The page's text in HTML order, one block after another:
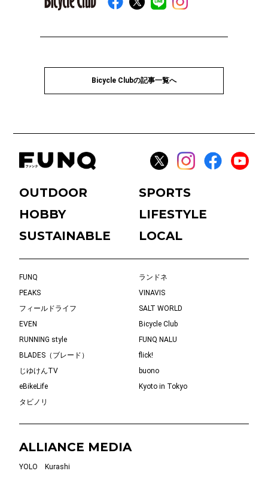
Bicycle Clubの記事一覧へ
OUTDOOR
SPORTS
HOBBY
LIFESTYLE
SUSTAINABLE
LOCAL
FUNQ
ランドネ
PEAKS
VINAVIS
フィールドライフ
SALT WORLD
EVEN
Bicycle Club
RUNNING style
FUNQ NALU
BLADES（ブレード）
flick!
じゆけんTV
buono
eBikeLife
Kyoto in Tokyo
タビノリ
ALLIANCE MEDIA
YOLO Kurashi